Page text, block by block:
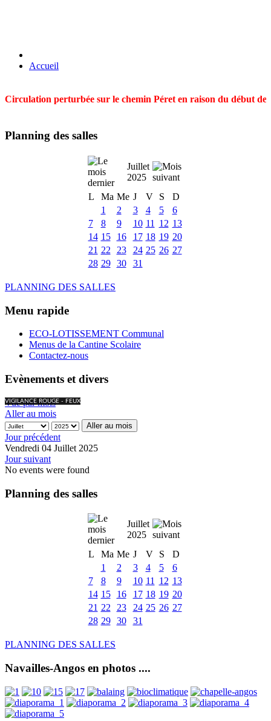
Accueil
Circulation perturbée sur le chemin Péret en raison du début
Planning des salles
Juillet
2025
L
Ma Me J V S
D
1
2 3 4 5
6
7
8 9 10 11 12 13
14 15 16 17 18 19 20
21 22 23 24 25 26 27
28 29 30 31
PLANNING DES SALLES
Menu rapide
ECO-LOTISSEMENT Communal
Menus de la Cantine Scolaire
Contactez-nous
Evènements et divers
VIGILANCE ROUGE - FEUX
Vue par mois
Aller au mois
Aller au mois
Jour précédent
Vendredi 04 Juillet 2025
Jour suivant
No events were found
Planning des salles
Juillet
2025
L
Ma Me J V S
D
1
2 3 4 5
6
7
8 9 10 11 12 13
14 15 16 17 18 19 20
21 22 23 24 25 26 27
28 29 30 31
PLANNING DES SALLES
Navailles-Angos en photos ....